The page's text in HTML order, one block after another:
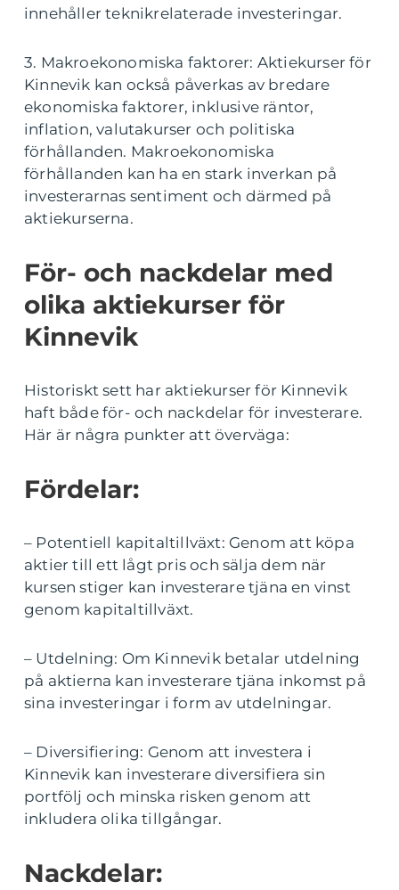
innehåller teknikrelaterade investeringar.
3. Makroekonomiska faktorer: Aktiekurser för
Kinnevik kan också påverkas av bredare
ekonomiska faktorer, inklusive räntor,
inflation, valutakurser och politiska
förhållanden. Makroekonomiska
förhållanden kan ha en stark inverkan på
investerarnas sentiment och därmed på
aktiekurserna.
För- och nackdelar med
olika aktiekurser för
Kinnevik
Historiskt sett har aktiekurser för Kinnevik
haft både för- och nackdelar för investerare.
Här är några punkter att överväga:
Fördelar:
– Potentiell kapitaltillväxt: Genom att köpa
aktier till ett lågt pris och sälja dem när
kursen stiger kan investerare tjäna en vinst
genom kapitaltillväxt.
– Utdelning: Om Kinnevik betalar utdelning
på aktierna kan investerare tjäna inkomst på
sina investeringar i form av utdelningar.
– Diversifiering: Genom att investera i
Kinnevik kan investerare diversifiera sin
portfölj och minska risken genom att
inkludera olika tillgångar.
Nackdelar: